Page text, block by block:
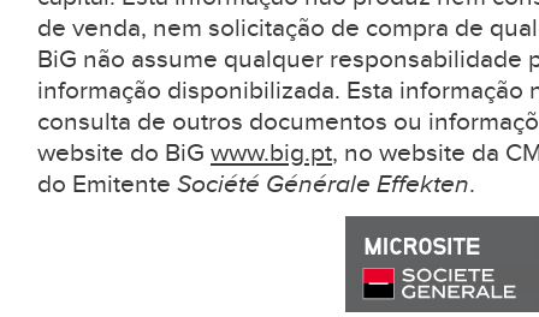
de venda, nem solicitação de compra de
BiG não assume qualquer responsabilidade
informação disponibilizada. Esta informação
consulta de outros documentos ou
website do BiG www.big.pt, no website da
do Emitente Société Générale Effekten.